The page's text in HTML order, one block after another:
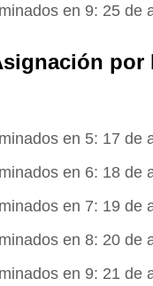
en 9: 25 de
por
en 5: 17 de
en 6: 18 de
en 7: 19 de
en 8: 20 de
en 9: 21 de